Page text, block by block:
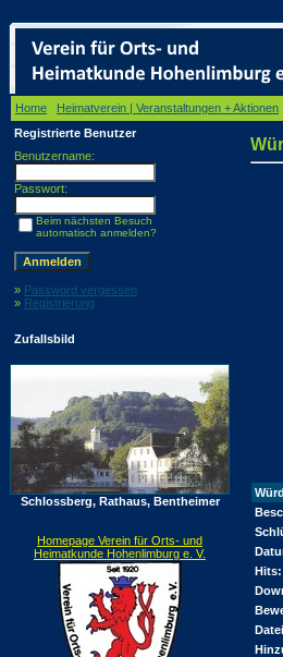
Home Heimatverein | Veranstaltungen + Aktionen
Registrierte Benutzer
Benutzername:
Passwort:
Beim nächsten Besuch
automatisch anmelden?
» Password vergessen
» Registrierung
Zufallsbild
Schlossberg, Rathaus, Bentheimer
Homepage Verein für Orts- und
Heimatkunde Hohenlimburg e. V.
Hits: